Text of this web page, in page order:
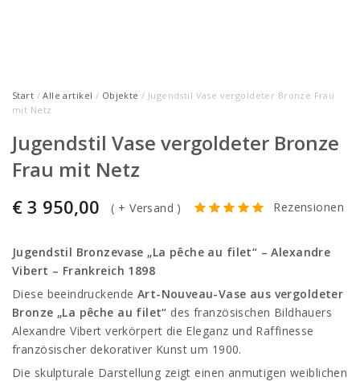
Start /Alle artikel / Objekte / Jugendstil Vase vergoldeter Bronze Frau
mit Netz
Jugendstil Vase vergoldeter Bronze
Frau mit Netz
€ 3 950,00 ( + Versand ) Rezensionen
Jugendstil Bronzevase „La pêche au filet“ –Alexandre
Vibert – Frankreich 1898
Diese beeindruckende Art-Nouveau-Vase aus vergoldeter
Bronze „La pêche au filet“ des französischen Bildhauers
Alexandre Vibert verkörpert die Eleganz und Raffinesse
französischer dekorativer Kunst um 1900.
Die skulpturale Darstellung zeigt einen anmutigen weiblichen